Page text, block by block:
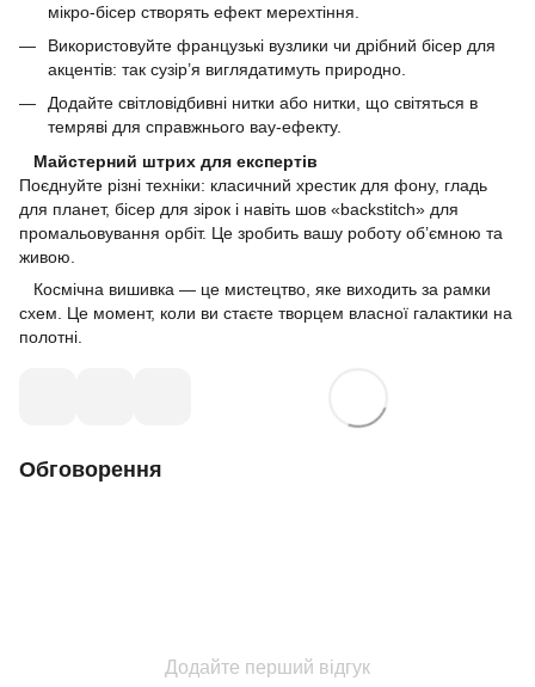
мікро-бісер створять ефект мерехтіння.
Використовуйте французькі вузлики чи дрібний бісер для
акцентів: так сузір’я виглядатимуть природно.
Додайте світловідбивні нитки або нитки, що світяться в
темряві для справжнього вау-ефекту.
Майстерний штрих для експертів
Поєднуйте різні техніки: класичний хрестик для фону, гладь
для планет, бісер для зірок і навіть шов «backstitch» для
промальовування орбіт. Це зробить вашу роботу об’ємною та
живою.
Космічна вишивка — це мистецтво, яке виходить за рамки
схем. Це момент, коли ви стаєте творцем власної галактики на
полотні.
Обговорення
Додайте перший відгук